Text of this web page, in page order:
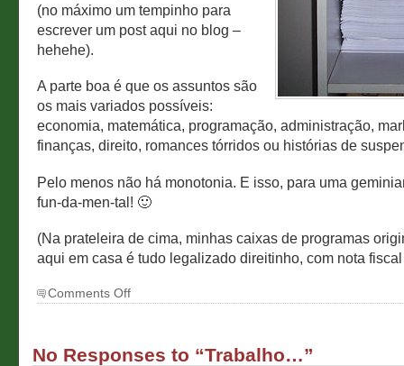
(no máximo um tempinho para
escrever um post aqui no blog –
hehehe).
A parte boa é que os assuntos são
os mais variados possíveis:
economia, matemática, programação, administração,
finanças, direito, romances tórridos ou histórias de
Pelo menos não há monotonia. E isso, para uma
fun-da-men-tal! 🙂
(Na prateleira de cima, minhas caixas de programas
aqui em casa é tudo legalizado direitinho, com nota
Comments Offon
Trabalho…
No Responses to “Trabalho…”